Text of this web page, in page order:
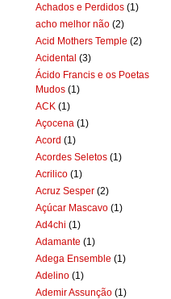
Achados e Perdidos (1)
acho melhor não (2)
Acid Mothers Temple (2)
Acidental (3)
Ácido Francis e os Poetas
Mudos (1)
ACK (1)
Açocena (1)
Acord (1)
Acordes Seletos (1)
Acrilico (1)
Acruz Sesper (2)
Açúcar Mascavo (1)
Ad4chi (1)
Adamante (1)
Adega Ensemble (1)
Adelino (1)
Ademir Assunção (1)